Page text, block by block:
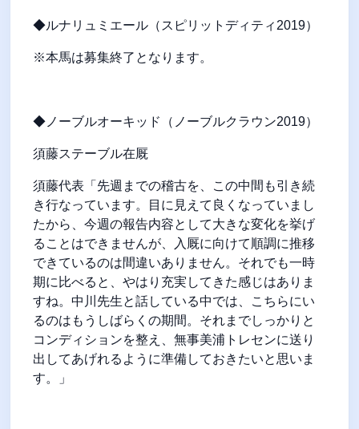
◆ルナリュミエール（スピリットディティ2019）
※本馬は募集終了となります。
◆ノーブルオーキッド（ノーブルクラウン2019）
須藤ステーブル在厩
須藤代表「先週までの稽古を、この中間も引き続
き行なっています。目に見えて良くなっていまし
たから、今週の報告内容として大きな変化を挙げ
ることはできませんが、入厩に向けて順調に推移
できているのは間違いありません。それでも一時
期に比べると、やはり充実してきた感じはありま
すね。中川先生と話している中では、こちらにい
るのはもうしばらくの期間。それまでしっかりと
コンディションを整え、無事美浦トレセンに送り
出してあげれるように準備しておきたいと思いま
す。」